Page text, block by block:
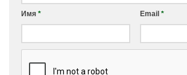
Имя * Email *